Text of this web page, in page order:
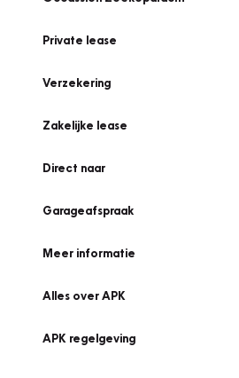
Private lease
Verzekering
Zakelijke lease
Direct naar
Garageafspraak
Meer informatie
Alles over APK
APK regelgeving